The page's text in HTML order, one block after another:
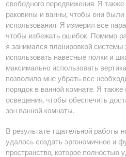
свободного передвижения. Я
раковины и ванны, чтобы они
использования. Я измерил все
чтобы избежать ошибок. Помимо
я занимался планировкой
использовать навесные полки и
максимально использовать
позволило мне убрать все
порядок в ванной комнате. Я
освещения, чтобы обеспечить
зон ванной комнаты.
В результате тщательной работы
удалось создать эргономичное и
пространство, которое полностью